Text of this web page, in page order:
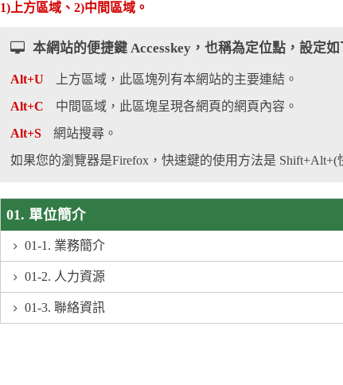
1)上方區域、2)中間區域。
本網站的便捷鍵 Accesskey，也稱為定位點，設定如
Alt+U
上方區域，此區塊列有本網站的主要連結。
Alt+C
中間區域，此區塊呈現各網頁的網頁內容。
Alt+S
網站搜尋。
如果您的瀏覽器是Firefox，快速鍵的使用方法是
01. 單位簡介
01-1. 業務簡介
01-2. 人力資源
01-3. 聯絡資訊